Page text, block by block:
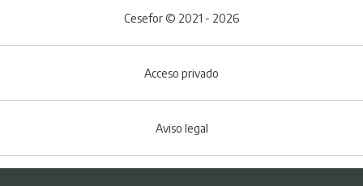
Cesefor © 2021 - 2026
Acceso privado
Aviso legal